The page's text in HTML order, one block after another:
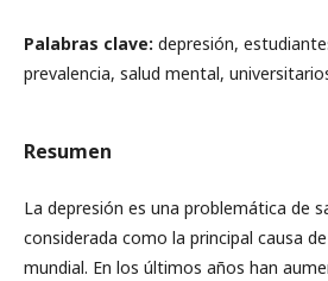
Palabras clave: depresión,
prevalencia, salud mental,
Resumen
La depresión es una problemática de
considerada como la principal causa
mundial. En los últimos años han